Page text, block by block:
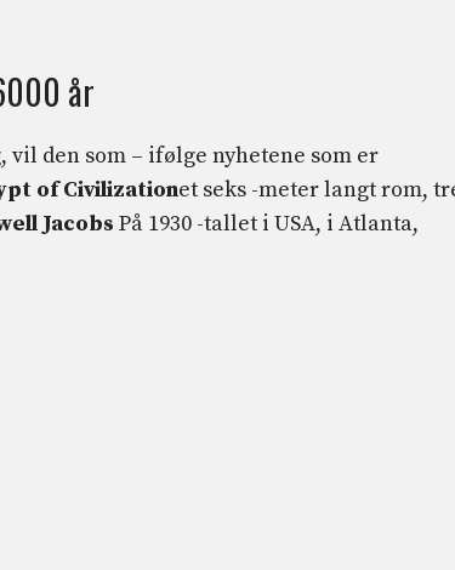
år
den som – ifølge nyhetene som er
of Civilizationet seks -meter langt rom,
Jacobs På 1930 -tallet i USA, i Atlanta,